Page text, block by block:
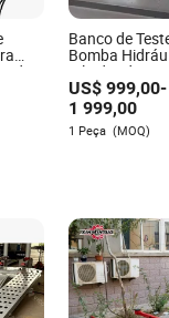
um vasto
tem
para várias
de
Banco de
Bomba
Cilindro de
Abrangente
Fábrica para
US$999,00-
1 999,00
1 Peça (MOQ)